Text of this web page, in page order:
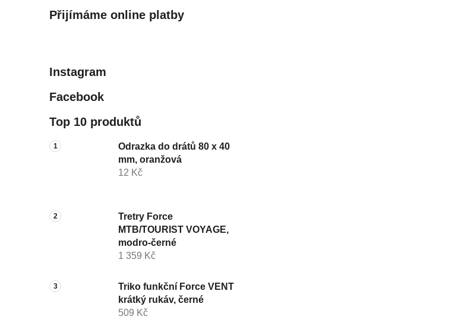
Přijímáme online platby
Instagram
Facebook
Top 10 produktů
Odrazka do drátů 80 x 40
mm, oranžová
12 Kč
Tretry Force
MTB/TOURIST VOYAGE,
modro-černé
1 359 Kč
Triko funkční Force VENT
krátký rukáv, černé
509 Kč